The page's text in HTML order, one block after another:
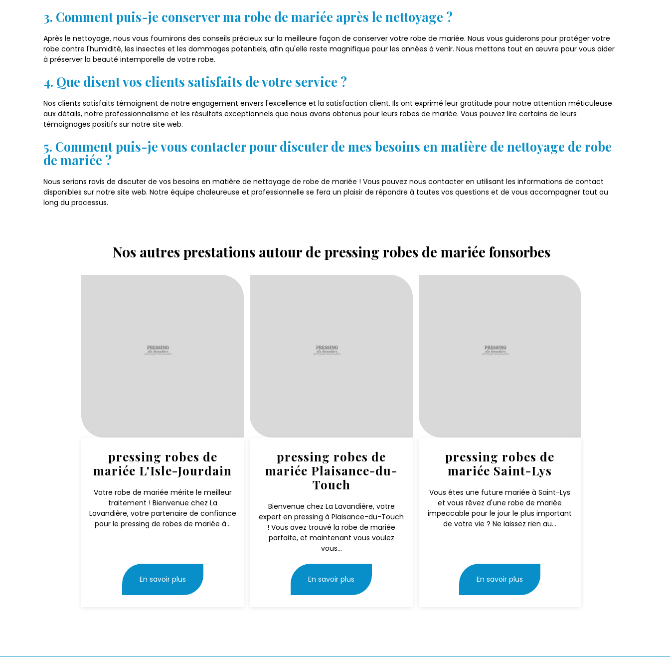
3. Comment puis-je conserver ma robe de mariée après le nettoyage ?
Après le nettoyage, nous vous fournirons des conseils précieux sur la meilleure façon de conserver votre robe de mariée. Nous vous guiderons pour protéger votre
robe contre l'humidité, les insectes et les dommages potentiels, afin qu'elle reste magnifique pour les années à venir. Nous mettons tout en œuvre pour vous aider
à préserver la beauté intemporelle de votre robe.
4. Que disent vos clients satisfaits de votre service ?
Nos clients satisfaits témoignent de notre engagement envers l'excellence et la satisfaction client. Ils ont exprimé leur gratitude pour notre attention méticuleuse
aux détails, notre professionnalisme et les résultats exceptionnels que nous avons obtenus pour leurs robes de mariée. Vous pouvez lire certains de leurs
témoignages positifs sur notre site web.
5. Comment puis-je vous contacter pour discuter de mes besoins en matière de nettoyage de robe
de mariée ?
Nous serions ravis de discuter de vos besoins en matière de nettoyage de robe de mariée ! Vous pouvez nous contacter en utilisant les informations de contact
disponibles sur notre site web. Notre équipe chaleureuse et professionnelle se fera un plaisir de répondre à toutes vos questions et de vous accompagner tout au
long du processus.
Nos autres prestations autour de pressing robes de mariée fonsorbes
pressing robes de
mariée L'Isle-Jourdain
Votre robe de mariée mérite le meilleur
traitement ! Bienvenue chez La
Lavandière, votre partenaire de confiance
pour le pressing de robes de mariée à...
En savoir plus
pressing robes de
mariée Plaisance-du-
Touch
Bienvenue chez La Lavandière, votre
expert en pressing à Plaisance-du-Touch
! Vous avez trouvé la robe de mariée
parfaite, et maintenant vous voulez
vous...
En savoir plus
pressing robes de
mariée Saint-Lys
Vous êtes une future mariée à Saint-Lys
et vous rêvez d'une robe de mariée
impeccable pour le jour le plus important
de votre vie ? Ne laissez rien au...
En savoir plus